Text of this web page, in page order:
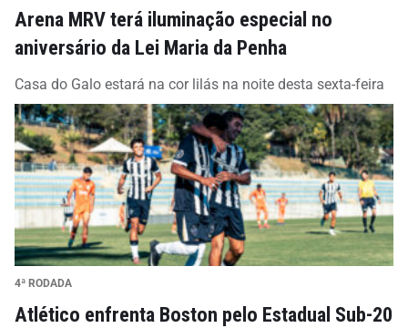
Arena MRV terá iluminação especial no
aniversário da Lei Maria da Penha
Casa do Galo estará na cor lilás na noite desta sexta-feira
4ª RODADA
Atlético enfrenta Boston pelo Estadual Sub-20